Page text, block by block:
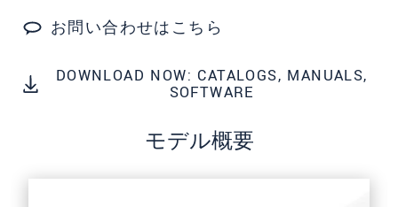
お問い合わせはこちら
DOWNLOAD NOW: CATALOGS, MANUALS,
SOFTWARE
モデル概要